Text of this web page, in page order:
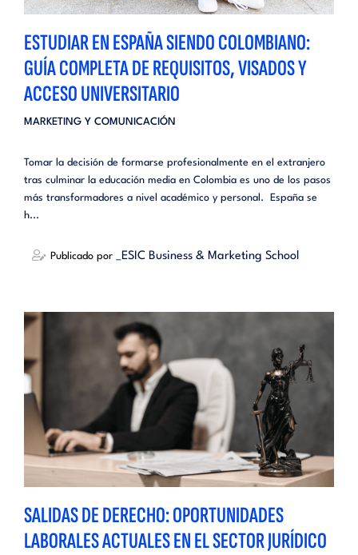
ESTUDIAR EN ESPAÑA SIENDO COLOMBIANO:
GUÍA COMPLETA DE REQUISITOS, VISADOS Y
ACCESO UNIVERSITARIO
MARKETING Y COMUNICACIÓN
Tomar la decisión de formarse profesionalmente en el extranjero
tras culminar la educación media en Colombia es uno de los pasos
más transformadores a nivel académico y personal. España se
h...
Publicado por _ESIC Business & Marketing School
SALIDAS DE DERECHO: OPORTUNIDADES
LABORALES ACTUALES EN EL SECTOR JURÍDICO